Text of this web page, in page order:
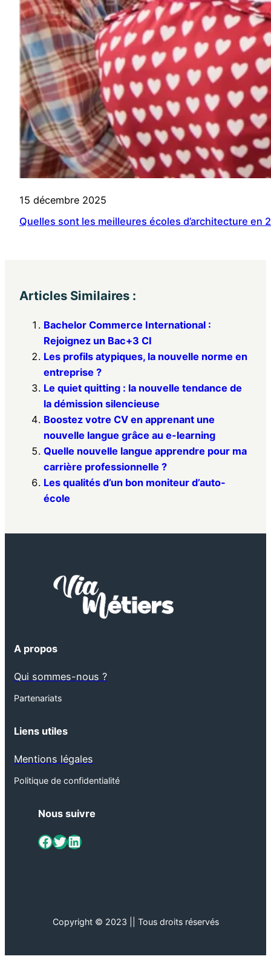
15 décembre 2025
Quelles sont les meilleures écoles d’architecture en
Articles Similaires :
Bachelor Commerce International :
Rejoignez un Bac+3 CI
Les profils atypiques, la nouvelle norme en
entreprise ?
Le quiet quitting : la nouvelle tendance de
la démission silencieuse
Boostez votre CV en apprenant une
nouvelle langue grâce au e-learning
Quelle nouvelle langue apprendre pour ma
carrière professionnelle ?
Les qualités d’un bon moniteur d’auto-
école
A propos
Qui sommes-nous ?
Partenariats
Liens utiles
Mentions légales
Politique de confidentialité
Nous suivre
ViaMétiers sur Facebook Twitter LinkedIn
Copyright © 2023 || Tous droits réservés